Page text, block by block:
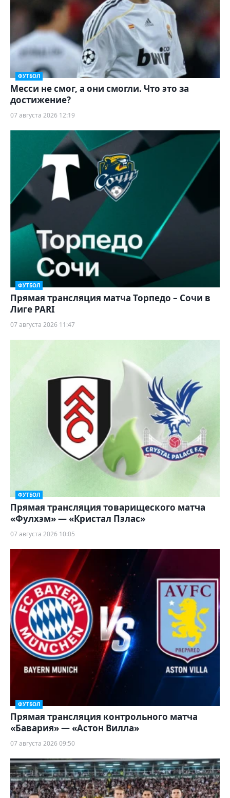
ФУТБОЛ
Месси не смог, а они смогли. Что это за
достижение?
07 августа 2026 12:19
ФУТБОЛ
Прямая трансляция матча Торпедо – Сочи в
Лиге PARI
07 августа 2026 11:47
ФУТБОЛ
Прямая трансляция товарищеского матча
«Фулхэм» — «Кристал Пэлас»
07 августа 2026 10:05
ФУТБОЛ
Прямая трансляция контрольного матча
«Бавария» — «Астон Вилла»
07 августа 2026 09:50